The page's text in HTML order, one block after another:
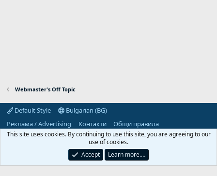
Webmaster's Off Topic
Default Style
Bulgarian (BG)
Реклама / Advertising
Контакти
Общи правила
Декларация за поверителност
Помощ Начало
R
S
Predpriemach.com © 2006-2026. Hosting by:
This site uses cookies. By continuing to use this site, you are agreeing to our
use of cookies.
Accept
Learn more.…